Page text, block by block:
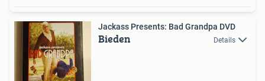
Jackass Presents: Bad Grandpa DVD
Bieden Details